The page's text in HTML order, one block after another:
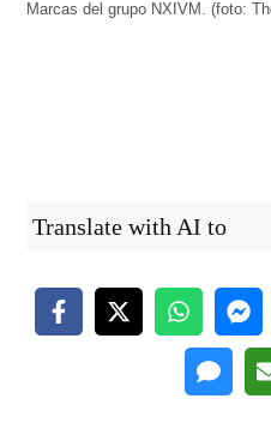
Marcas del grupo NXIVM. (foto:
Translate with AI to